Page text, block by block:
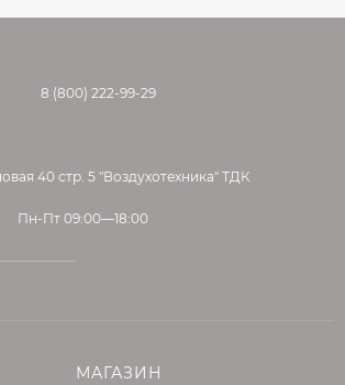
8 (800) 222-99-29
г. Москва, ул. Рябиновая 40 стр. 5 "Воздухотехника" ТДК
Пн-Пт 09:00—18:00
МАГАЗИН